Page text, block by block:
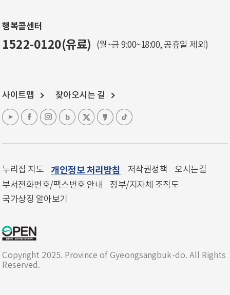
행복콜센터
1522-0120(유료) (월~금 9:00~18:00, 공휴일 제외)
사이트맵 찾아오시는 길
누리집 지도 개인정보 처리방침 저작권정책
오시는길
부서전화번호/팩스번호 안내
정부/지자체 조직도
국가상징 알아보기
Copyright 2025. Province of Gyeongsangbuk-do. All Rights
Reserved.